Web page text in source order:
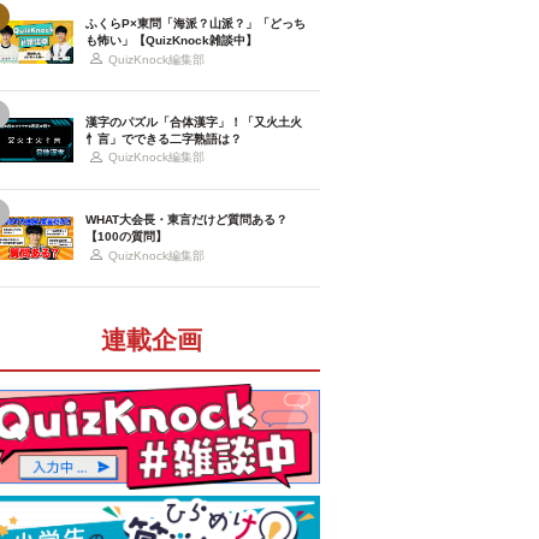
ふくらP×東問「海派？山派？」「どっち
も怖い」【QuizKnock雑談中】
QuizKnock編集部
漢字のパズル「合体漢字」！「又火土火
忄言」でできる二字熟語は？
QuizKnock編集部
WHAT大会長・東言だけど質問ある？
【100の質問】
QuizKnock編集部
連載企画